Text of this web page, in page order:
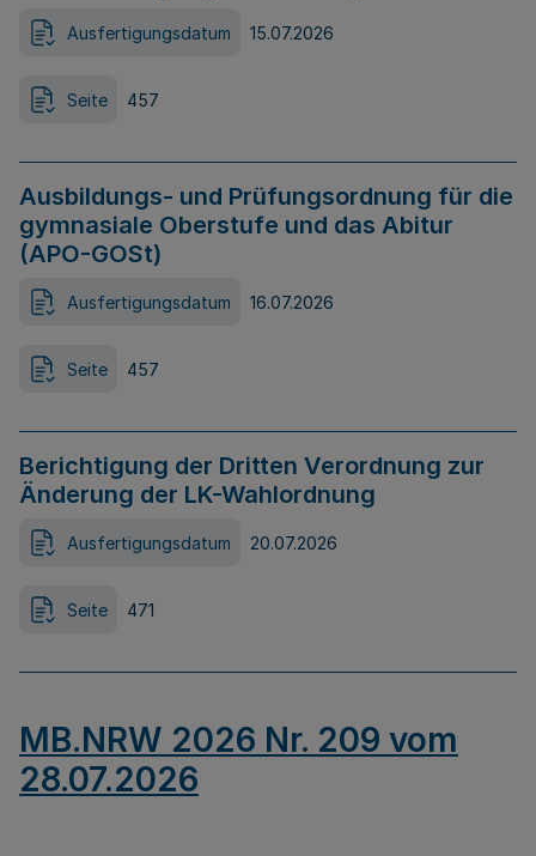
Ausfertigungsdatum 15.07.2026
Seite 457
Ausbildungs- und Prüfungsordnung für die
gymnasiale Oberstufe und das Abitur
(APO-GOSt)
Ausfertigungsdatum 16.07.2026
Seite 457
Berichtigung der Dritten Verordnung zur
Änderung der LK-Wahlordnung
Ausfertigungsdatum 20.07.2026
Seite 471
MB.NRW 2026 Nr. 209 vom
28.07.2026